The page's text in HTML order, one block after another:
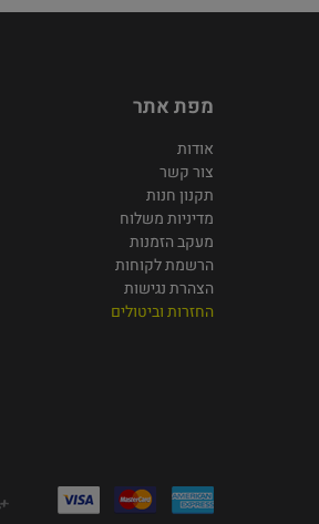
מפת אתר
אודות
צור קשר
תקנון חנות
מדיניות משלוח
מעקב הזמנות
הרשמת לקוחות
הצהרת נגישות
החזרות וביטולים